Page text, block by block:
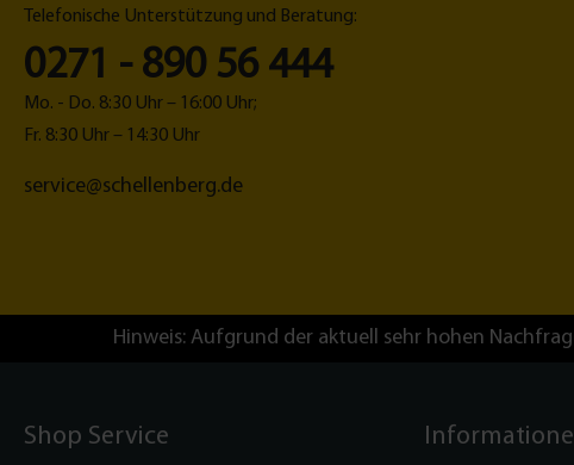
Telefonische Unterstützung und Beratung:
0271 - 890 56 444
Mo. - Do. 8:30 Uhr – 16:00 Uhr;
Fr. 8:30 Uhr – 14:30 Uhr
service@schellenberg.de
Hinweis: Aufgrund der aktuell sehr hohen
Shop Service